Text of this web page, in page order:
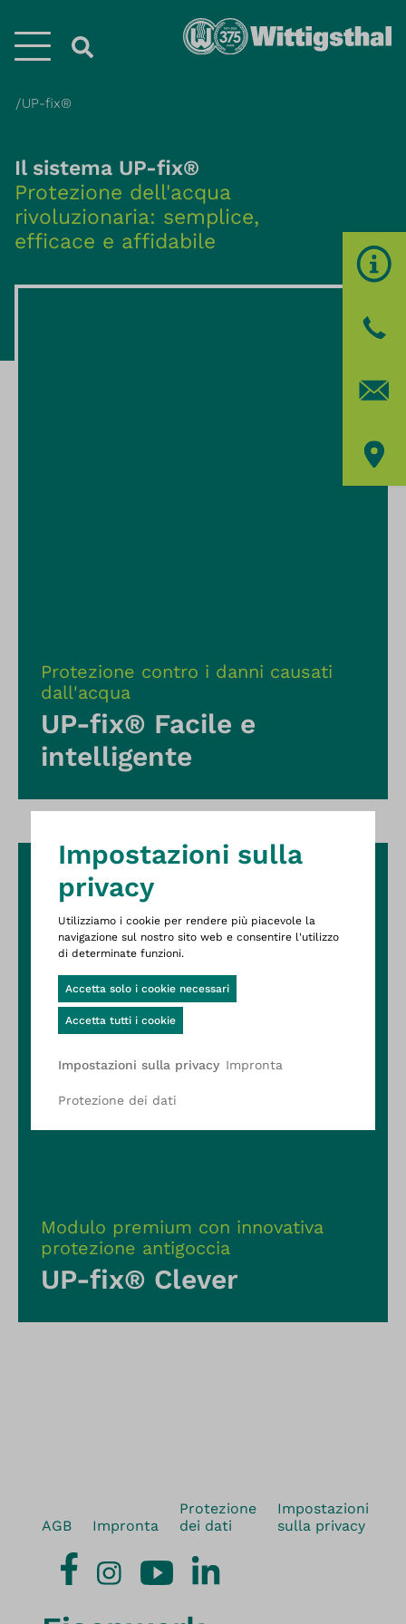
Menü
UP-fix®
Il sistema UP-fix®
Protezione dell'acqua
rivoluzionaria: semplice,
efficace e affidabile
Protezione contro i danni causati
dall'acqua
UP-fix® Facile e
intelligente
Modulo premium con innovativa
protezione antigoccia
UP-fix® Clever
AGB Impronta
Protezione
dei dati
Impostazioni
sulla privacy
Questo è il sito web Wittigsthal
Impostazioni sulla
privacy
Utilizziamo i cookie per rendere più piacevole la
navigazione sul nostro sito web e consentire l'utilizzo
di determinate funzioni.
Accetta solo i cookie necessari
Accetta tutti i cookie
Impostazioni sulla privacy Impronta
Protezione dei dati
Cookie-Banner